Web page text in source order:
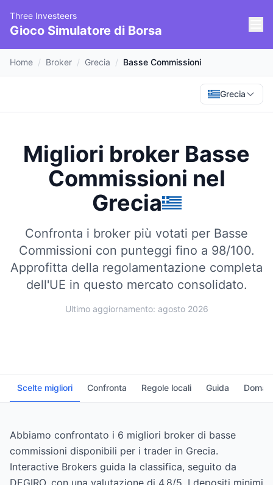
Three Investeers
Gioco Simulatore di Borsa
Home / Broker / Grecia / Basse Commissioni
Grecia
Migliori broker Basse
Commissioni nel
Grecia
Confronta i broker più votati per Basse
Commissioni con punteggi fino a 98/100.
Approfitta della regolamentazione completa
dell'UE in questo mercato consolidato.
Ultimo aggiornamento: agosto 2026
Scelte migliori Confronta Regole locali Guida
Abbiamo confrontato i 6 migliori broker di basse
commissioni disponibili per i trader in Grecia.
Interactive Brokers guida la classifica, seguito da
DEGIRO, con una valutazione di 4.8/5. I depositi minimi